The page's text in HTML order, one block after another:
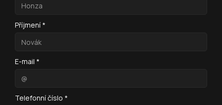
Příjmení *
E-mail *
Telefonní číslo *